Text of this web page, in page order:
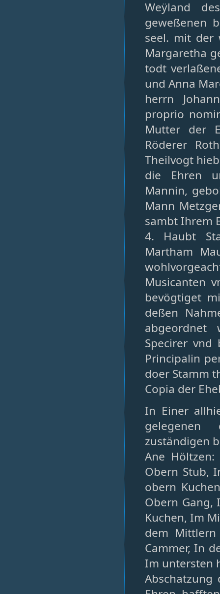
Weÿland
geweßenen
seel. mit der
Margaretha
todt
und Anna
herrn
proprio
Mutter der
Röderer
Theilvogt
die Ehren
Mannin,
Mann
sambt Ihrem
4. Haubt
Martham
Musicanten
bevögtiget
deßen
abgeordnet
Specirer vnd
Principalin
doer Stamm
Copia der
In Einer
gelegenen
zuständigen
Ane
Obern Stub,
obern
Obern Gang,
Kuchen, Im
dem
Cammer, In
Im untersten